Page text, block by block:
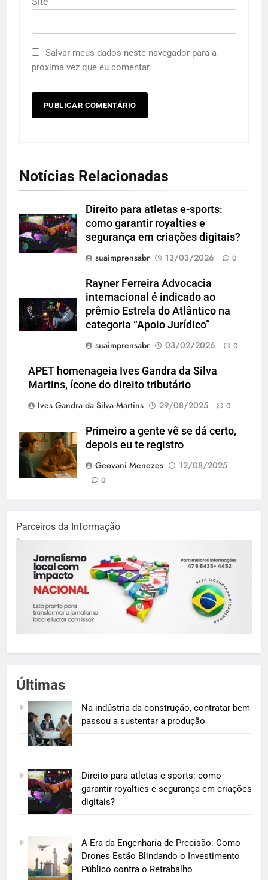
Salvar meus dados neste navegador para a
próxima vez que eu comentar.
Notícias Relacionadas
Direito para atletas e-sports:
como garantir royalties e
segurança em criações digitais?
suaimprensabr
13/03/2026 0
Rayner Ferreira Advocacia
internacional é indicado ao
prêmio Estrela do Atlântico na
categoria “Apoio Jurídico”
suaimprensabr
03/02/2026 0
APET homenageia Ives Gandra da Silva
Martins, ícone do direito tributário
Ives Gandra da Silva Martins
29/08/2025 0
Primeiro a gente vê se dá certo,
depois eu te registro
Geovani Menezes
12/08/2025
0
Parceiros da Informação
Últimas
Na indústria da construção, contratar bem
passou a sustentar a produção
Direito para atletas e-sports: como
garantir royalties e segurança em criações
digitais?
A Era da Engenharia de Precisão: Como
Drones Estão Blindando o Investimento
Público contra o Retrabalho